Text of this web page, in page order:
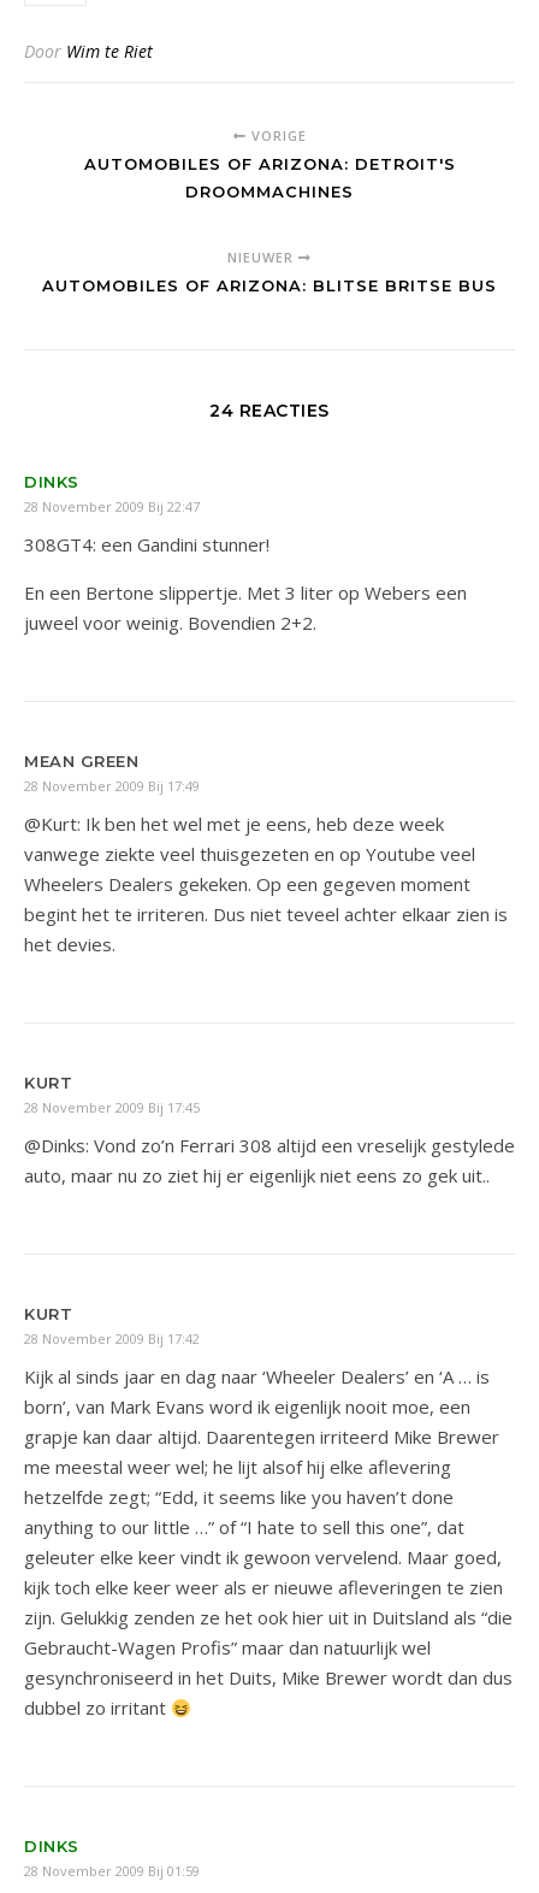
Door Wim te Riet
VORIGE
AUTOMOBILES OF ARIZONA: DETROIT'S
DROOMMACHINES
NIEUWER
AUTOMOBILES OF ARIZONA: BLITSE BRITSE BUS
24 REACTIES
DINKS
28 November 2009 Bij 22:47
308GT4: een Gandini stunner!
En een Bertone slippertje. Met 3 liter op Webers een
juweel voor weinig. Bovendien 2+2.
MEAN GREEN
28 November 2009 Bij 17:49
@Kurt: Ik ben het wel met je eens, heb deze week
vanwege ziekte veel thuisgezeten en op Youtube veel
Wheelers Dealers gekeken. Op een gegeven moment
begint het te irriteren. Dus niet teveel achter elkaar zien is
het devies.
KURT
28 November 2009 Bij 17:45
@Dinks: Vond zo’n Ferrari 308 altijd een vreselijk gestylede
auto, maar nu zo ziet hij er eigenlijk niet eens zo gek uit..
KURT
28 November 2009 Bij 17:42
Kijk al sinds jaar en dag naar ‘Wheeler Dealers’ en ‘A … is
born’, van Mark Evans word ik eigenlijk nooit moe, een
grapje kan daar altijd. Daarentegen irriteerd Mike Brewer
me meestal weer wel; he lijt alsof hij elke aflevering
hetzelfde zegt; “Edd, it seems like you haven’t done
anything to our little …” of “I hate to sell this one”, dat
geleuter elke keer vindt ik gewoon vervelend. Maar goed,
kijk toch elke keer weer als er nieuwe afleveringen te zien
zijn. Gelukkig zenden ze het ook hier uit in Duitsland als “die
Gebraucht-Wagen Profis” maar dan natuurlijk wel
gesynchroniseerd in het Duits, Mike Brewer wordt dan dus
dubbel zo irritant
DINKS
28 November 2009 Bij 01:59